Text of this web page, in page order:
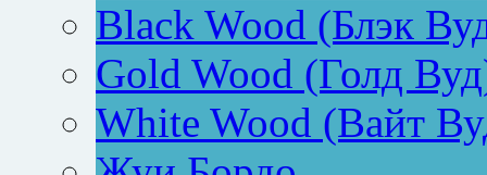
Black Wood (Блэк
Gold Wood (Голд
White Wood (Вайт